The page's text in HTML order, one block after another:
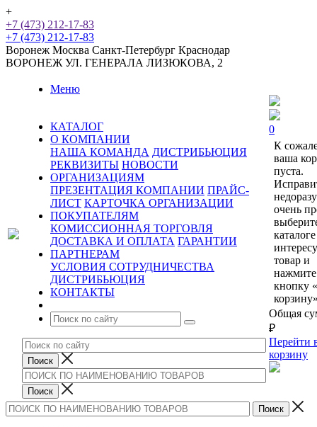
+
+7 (473) 212-17-83
+7 (473) 212-17-83
Воронеж Москва Санкт-Петербург Краснодар
ВОРОНЕЖ УЛ. ГЕНЕРАЛА ЛИЗЮКОВА, 2
Меню
КАТАЛОГ
О КОМПАНИИ
НАША КОМАНДА ДИСТРИБЬЮЦИЯ
РЕКВИЗИТЫ НОВОСТИ
ОРГАНИЗАЦИЯМ
ПРЕЗЕНТАЦИЯ КОМПАНИИ ПРАЙС-
ЛИСТ КАРТОЧКА ОРГАНИЗАЦИИ
ПОКУПАТЕЛЯМ
КОМИССИОННАЯ ТОРГОВЛЯ
ДОСТАВКА И ОПЛАТА ГАРАНТИИ
ПАРТНЕРАМ
УСЛОВИЯ СОТРУДНИЧЕСТВА
ДИСТРИБЬЮЦИЯ
КОНТАКТЫ
0
К
ваша
пуста.
очень
каталоге
товар и
нажмите
кнопку
Общая
₽
Перейти
корзину